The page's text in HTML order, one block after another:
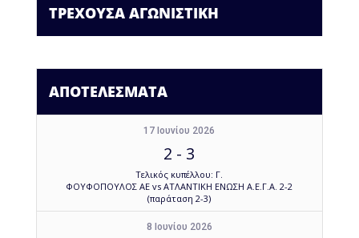
ΤΡΕΧΟΥΣΑ ΑΓΩΝΙΣΤΙΚΗ
ΑΠΟΤΕΛΕΣΜΑΤΑ
17 Ιουνίου 2026
2 - 3
Τελικός κυπέλλου: Γ.
ΦΟΥΦΟΠΟΥΛΟΣ ΑΕ vs ΑΤΛΑΝΤΙΚΗ ΕΝΩΣΗ Α.Ε.Γ.Α. 2-2
(παράταση 2-3)
8 Ιουνίου 2026